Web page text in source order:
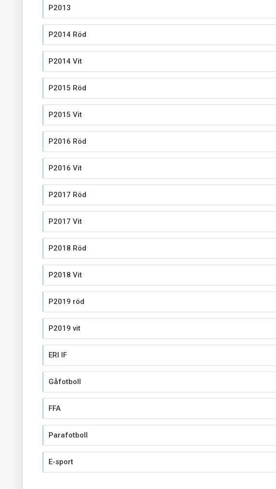
P2013
P2014 Röd
P2014 Vit
P2015 Röd
P2015 Vit
P2016 Röd
P2016 Vit
P2017 Röd
P2017 Vit
P2018 Röd
P2018 Vit
P2019 röd
P2019 vit
ERI IF
Gåfotboll
FFA
Parafotboll
E-sport